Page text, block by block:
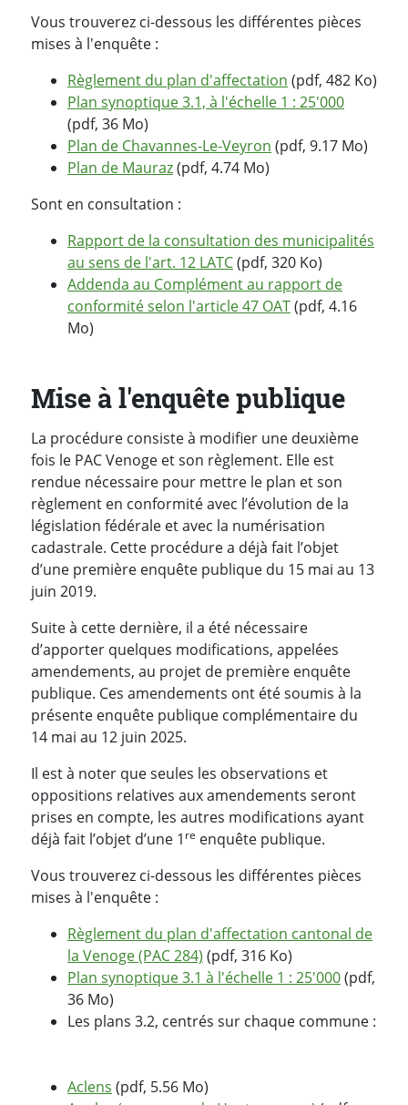
Vous trouverez ci-dessous les différentes pièces
mises à l'enquête :
Règlement du plan d'affectation (pdf, 482 Ko)
Plan synoptique 3.1, à l'échelle 1 : 25'000
(pdf, 36 Mo)
Plan de Chavannes-Le-Veyron (pdf, 9.17 Mo)
Plan de Mauraz(pdf, 4.74 Mo)
Sont en consultation :
Rapport de la consultation des municipalités
au sens de l'art. 12 LATC(pdf, 320 Ko)
Addenda au Complément au rapport de
conformité selon l'article 47 OAT(pdf, 4.16
Mo)
Mise à l'enquête publique
La procédure consiste à modifier une deuxième
fois le PAC Venoge et son règlement. Elle est
rendue nécessaire pour mettre le plan et son
règlement en conformité avec l’évolution de la
législation fédérale et avec la numérisation
cadastrale. Cette procédure a déjà fait l’objet
d’une première enquête publique du 15 mai au 13
juin 2019.
Suite à cette dernière, il a été nécessaire
d’apporter quelques modifications, appelées
amendements, au projet de première enquête
publique. Ces amendements ont été soumis à la
présente enquête publique complémentaire du
14 mai au 12 juin 2025.
Il est à noter que seules les observations et
oppositions relatives aux amendements seront
prises en compte, les autres modifications ayant
déjà fait l’objet d’une 1 re enquête publique.
Vous trouverez ci-dessous les différentes pièces
mises à l'enquête :
Règlement du plan d'affectation cantonal de
la Venoge (PAC 284) (pdf, 316 Ko)
Plan synoptique 3.1 à l'échelle 1 : 25'000(pdf,
36 Mo)
Les plans 3.2, centrés sur chaque commune :
Aclens (pdf, 5.56 Mo)